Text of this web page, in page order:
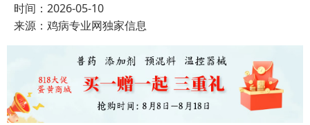
时间：2026-05-10
来源：鸡病专业网独家信息